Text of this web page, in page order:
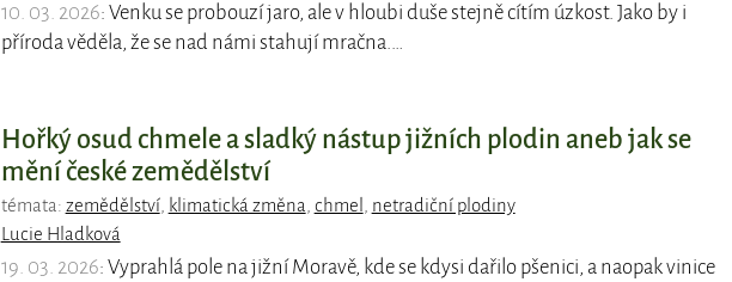
10. 03. 2026: Venku se probouzí jaro, ale v hloubi duše stejně cítím úzkost. Jako by i
příroda věděla, že se nad námi stahují mračna.…
Hořký osud chmele a sladký nástup jižních plodin aneb jak se
mění české zemědělství
témata: zemědělství, klimatická změna chmel
netradiční plodiny
Lucie Hladková
19. 03. 2026: Vyprahlá pole na jižní Moravě, kde se kdysi dařilo pšenici, a naopak vinice